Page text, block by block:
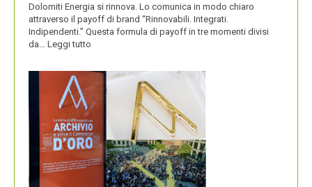
Dolomiti Energia si rinnova. Lo comunica in modo chiaro
attraverso il payoff di brand “Rinnovabili. Integrati.
Indipendenti.” Questa formula di payoff in tre momenti divisi
da… Leggi tutto
NUOVO
LOGO
DOLOMITI
ENERGIA
MOSTRA
LA
SUA
IDENTITÀ